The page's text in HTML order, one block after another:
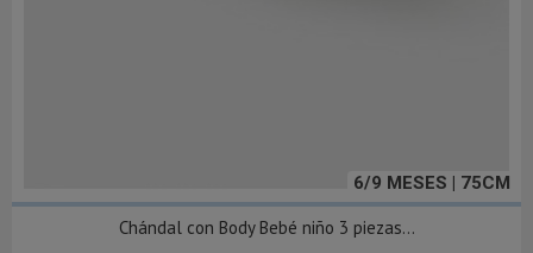
6/9 MESES | 75CM
Chándal con Body Bebé niño 3 piezas...